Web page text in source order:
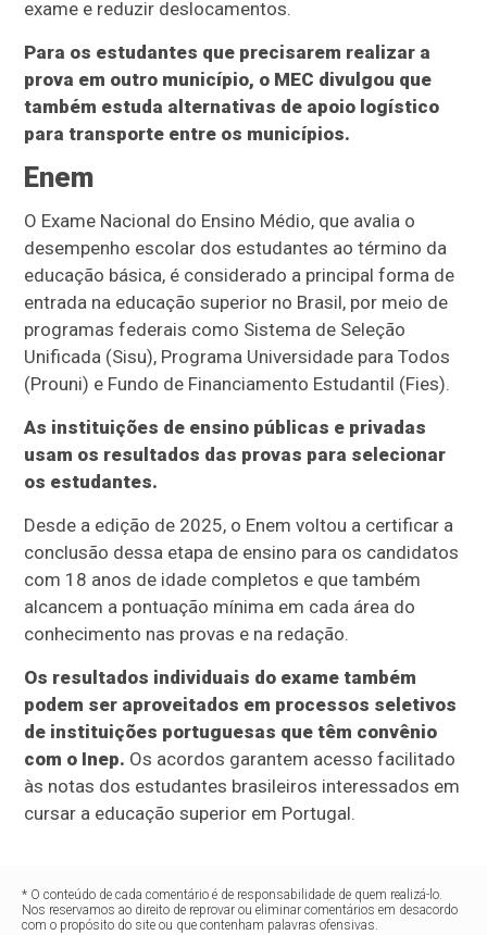
exame e reduzir deslocamentos.
Para os estudantes que precisarem realizar a
prova em outro município, o MEC divulgou que
também estuda alternativas de apoio logístico
para transporte entre os municípios.
Enem
O Exame Nacional do Ensino Médio, que avalia o
desempenho escolar dos estudantes ao término da
educação básica, é considerado a principal forma de
entrada na educação superior no Brasil, por meio de
programas federais como Sistema de Seleção
Unificada (Sisu), Programa Universidade para Todos
(Prouni) e Fundo de Financiamento Estudantil (Fies).
As instituições de ensino públicas e privadas
usam os resultados das provas para selecionar
os estudantes.
Desde a edição de 2025, o Enem voltou a certificar a
conclusão dessa etapa de ensino para os candidatos
com 18 anos de idade completos e que também
alcancem a pontuação mínima em cada área do
conhecimento nas provas e na redação.
Os resultados individuais do exame também
podem ser aproveitados em processos seletivos
de instituições portuguesas que têm convênio
com o Inep. Os acordos garantem acesso facilitado
às notas dos estudantes brasileiros interessados em
cursar a educação superior em Portugal.
* O conteúdo de cada comentário é de responsabilidade de quem realizá-lo.
Nos reservamos ao direito de reprovar ou eliminar comentários em desacordo
com o propósito do site ou que contenham palavras ofensivas.